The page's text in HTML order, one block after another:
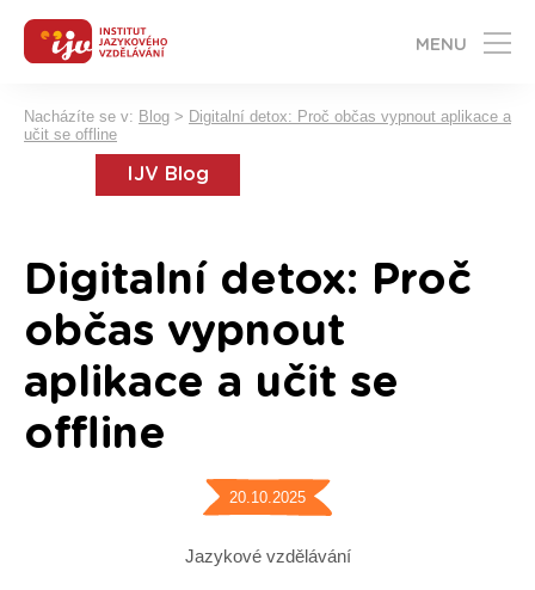
MENU
Nacházíte se v: Blog > Digitalní detox: Proč občas vypnout aplikace a
učit se offline
IJV Blog
Digitalní detox: Proč
občas vypnout
aplikace a učit se
offline
20.10.2025
Jazykové vzdělávání